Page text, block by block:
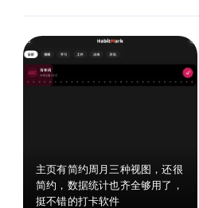
主页有简约周月三种视图，还很
简约，数据统计也齐全够用了，
挺不错的打卡软件